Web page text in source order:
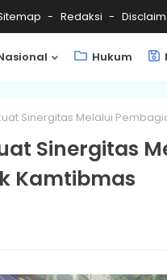
Redaksi
Hukum
Sinergitas Melalui
Sinergitas
Kamtibmas